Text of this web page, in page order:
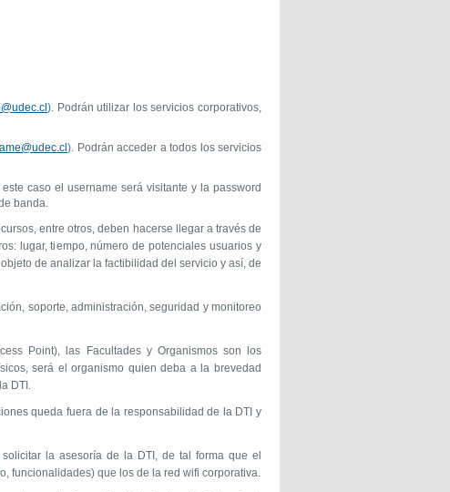
). Podrán utilizar los servicios corporativos,
). Podrán acceder a todos los servicios
caso el username será visitante y la password
banda.
entre otros, deben hacerse llegar a través de
lugar, tiempo, número de potenciales usuarios y
de analizar la factibilidad del servicio y así, de
soporte, administración, seguridad y monitoreo
Point), las Facultades y Organismos son los
será el organismo quien deba a la brevedad
DTI.
queda fuera de la responsabilidad de la DTI y
la asesoría de la DTI, de tal forma que el
funcionalidades) que los de la red wifi corporativa.